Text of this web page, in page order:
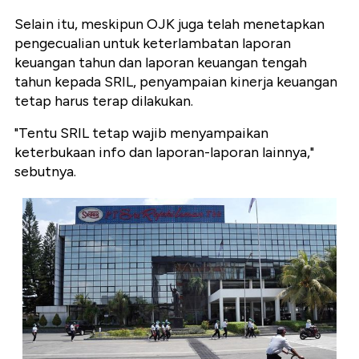
Selain itu, meskipun OJK juga telah menetapkan
pengecualian untuk keterlambatan laporan
keuangan tahun dan laporan keuangan tengah
tahun kepada SRIL, penyampaian kinerja keuangan
tetap harus terap dilakukan.
"Tentu SRIL tetap wajib menyampaikan
keterbukaan info dan laporan-laporan lainnya,"
sebutnya.